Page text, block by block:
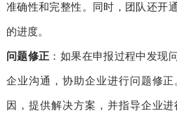
准确性和完整性。同时，团队还开
的进度。
问题修正 ：如果在申报过程中发现
企业沟通，协助企业进行问题修
因，提供解决方案，并指导企业